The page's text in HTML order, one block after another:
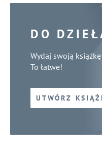
DO
Wydaj swoją
To łatwe!
UTWÓRZ